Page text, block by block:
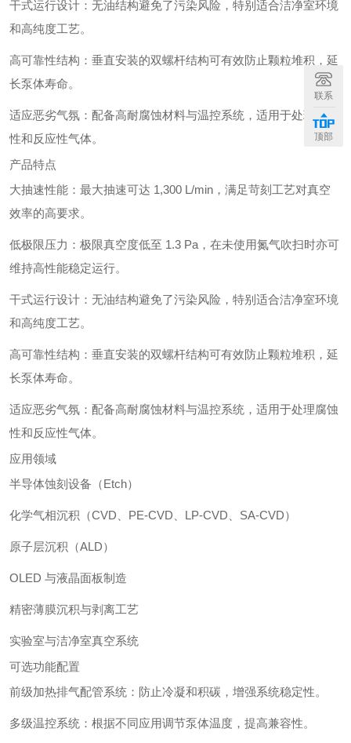
干式运行设计：无油结构避免了污染风险，特别适合洁净室环境
和高纯度工艺。
高可靠性结构：垂直安装的双螺杆结构可有效防止颗粒堆积，延
长泵体寿命。
适应恶劣气氛：配备高耐腐蚀材料与温控系统，适用于处理腐蚀
性和反应性气体。
产品特点
大抽速性能：最大抽速可达 1,300 L/min，满足苛刻工艺对真空
效率的高要求。
低极限压力：极限真空度低至 1.3 Pa，在未使用氮气吹扫时亦可
维持高性能稳定运行。
干式运行设计：无油结构避免了污染风险，特别适合洁净室环境
和高纯度工艺。
高可靠性结构：垂直安装的双螺杆结构可有效防止颗粒堆积，延
长泵体寿命。
适应恶劣气氛：配备高耐腐蚀材料与温控系统，适用于处理腐蚀
性和反应性气体。
应用领域
半导体蚀刻设备（Etch）
化学气相沉积（CVD、PE-CVD、LP-CVD、SA-CVD）
原子层沉积（ALD）
OLED 与液晶面板制造
精密薄膜沉积与剥离工艺
实验室与洁净室真空系统
可选功能配置
前级加热排气配管系统：防止冷凝和积碳，增强系统稳定性。
多级温控系统：根据不同应用调节泵体温度，提高兼容性。
联系
顶部